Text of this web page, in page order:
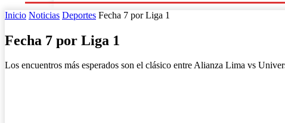
Inicio Noticias Deportes Fecha 7 por Liga 1
Fecha 7 por Liga 1
Los encuentros más esperados son el clásico entre Alianza Lima vs